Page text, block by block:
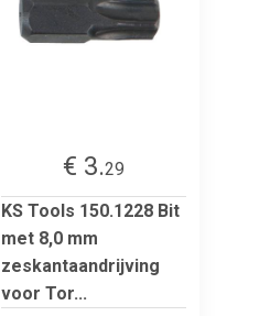
€ 3.29
KS Tools 150.1228 Bit
met 8,0 mm
zeskantaandrijving
voor Tor...